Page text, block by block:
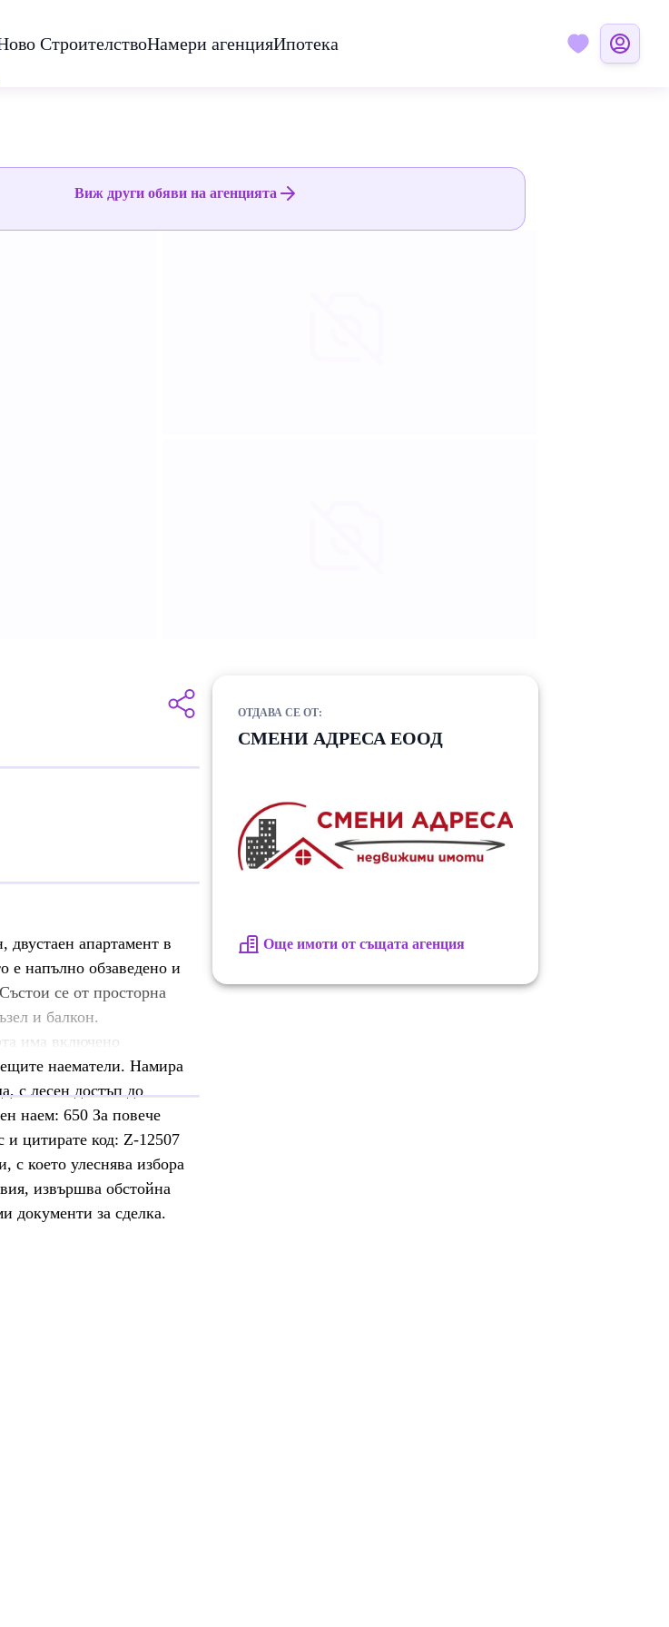
СтроителствоНамери агенцияИпотека
Виж други обяви на агенцията
апартамент в
е напълно обзаведено и
се от просторна
и балкон.
има включено
наематели. Намира
с лесен достъп до
наем: 650 За повече
и цитирате код: Z-12507
което улеснява избора
извършва обстойна
документи за сделка.
ОТДАВА СЕ ОТ:
СМЕНИ АДРЕСА ЕООД
Още имоти от същата агенция